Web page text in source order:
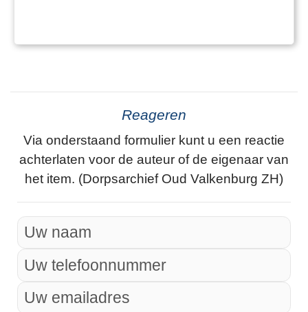
opeenvolgende eigenaren/bewoners, en de
Reageren
Via onderstaand formulier kunt u een reactie
achterlaten voor de auteur of de eigenaar van
het item. (Dorpsarchief Oud Valkenburg ZH)